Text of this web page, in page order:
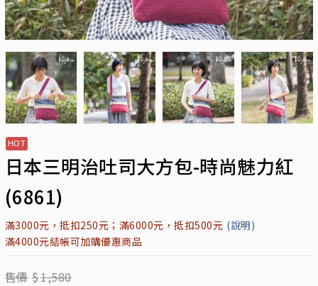
日本三明治吐司大方包-時尚魅力紅
(6861)
滿3000元，抵扣250元；滿6000元，抵扣500元 (說明)
滿4000元結帳可加購優惠商品
售價 $1,580